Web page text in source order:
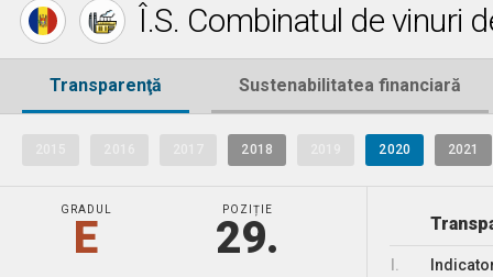
Î.S. Combinatul de vinuri
Transparenţă Sustenabilitatea financiară
2018 2020 2021
GRADUL
E
POZIȚIE
29.